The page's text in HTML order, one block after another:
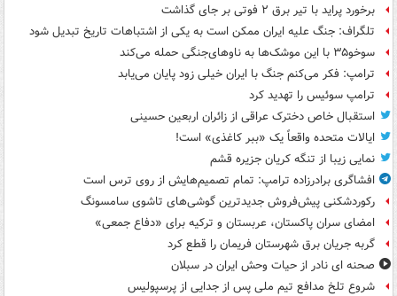
برخورد پراید با تیر برق ۲ فوتی بر جای گذاشت
تلگراف: جنگ علیه ایران ممکن است به یکی از اشتباهات تاریخ تبدیل شود
سوخو۳۵ با این موشک‌ها به ناوهای‌جنگی حمله می‌کند
ترامپ: فکر می‌کنم جنگ با ایران خیلی زود پایان می‌یابد
ترامپ سوئیس را تهدید کرد
استقبال خاص دخترک عراقی از زائران اربعین حسینی
ایالات متحده واقعاً یک «ببر کاغذی» است!
نمایی زیبا از تنگه کریان جزیره قشم
افشاگری برادرزاده ترامپ: تمام تصمیم‌هایش از روی ترس است
رکوردشکنی پیش‌فروش جدیدترین گوشی‌های تاشوی سامسونگ
امضای سران پاکستان، عربستان و ترکیه برای «دفاع جمعی»
گربه جریان برق شهرستان فریمان را قطع کرد
صحنه ای نادر از حیات وحش ایران در سبلان
شروع تلخ مدافع تیم ملی پس از جدایی از پرسپولیس